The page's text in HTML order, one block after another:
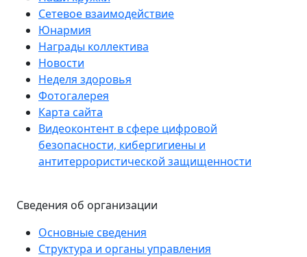
Сетевое взаимодействие
Юнармия
Награды коллектива
Новости
Неделя здоровья
Фотогалерея
Карта сайта
Видеоконтент в сфере цифровой
безопасности, кибергигиены и
антитеррористической защищенности
Сведения об организации
Основные сведения
Структура и органы управления